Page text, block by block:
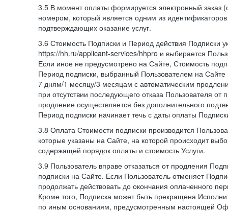
3.5 В момент оплаты формируется электронный заказ
номером, который является одним из
подтверждающих оказание услуг.
3.6 Стоимость Подписки и Период действия Подписки
https://hh.ru/applicant-services/hhpro и выбирается
Если иное не предусмотрено на Сайте, Стоимость
Период подписки, выбранный Пользователем на
7 дням/1 месяцу/3 месяцам с автоматическим
при отсутствии последующего отказа Пользователя от
продление осуществляется без дополнительного
Период подписки начинает течь с даты оплаты
3.8 Оплата Стоимости подписки производится
которые указаны на Сайте, на которой происходит
содержащей порядок оплаты и стоимость Услуги.
3.9 Пользователь вправе отказаться от продления
подписки на Сайте. Если Пользователь отменяет
продолжать действовать до окончания оплаченного
Кроме того, Подписка может быть прекращена
по иным основаниям, предусмотренным настоящей